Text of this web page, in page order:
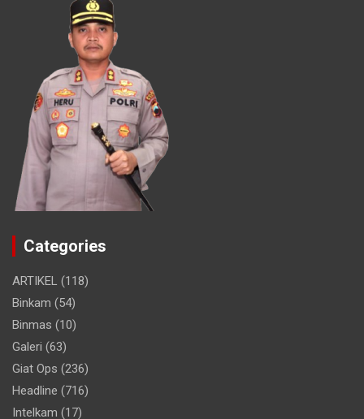
Categories
ARTIKEL (118)
Binkam (54)
Binmas (10)
Galeri (63)
Giat Ops (236)
Headline (716)
Intelkam (17)